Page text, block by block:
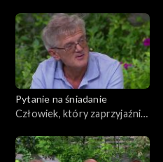
Pytanie na śniadanie
Człowiek, który zaprzyjaźnił